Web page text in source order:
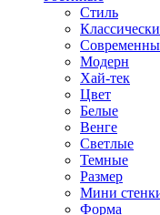
Стиль
Модерн
Хай-тек
Цвет
Белые
Венге
Светлые
Темные
Размер
Мини
Форма